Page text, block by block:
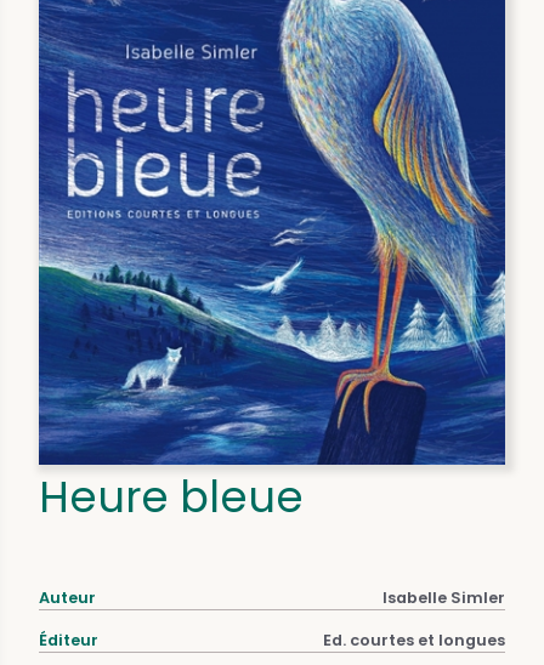
Heure bleue
Auteur Isabelle Simler
Éditeur Ed. courtes et longues